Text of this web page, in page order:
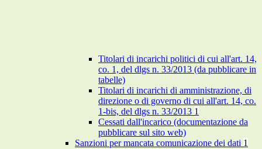
Titolari di incarichi politici di cui all'art. 14,
co. 1, del dlgs n. 33/2013 (da pubblicare in
tabelle)
Titolari di incarichi di amministrazione, di
direzione o di governo di cui all'art. 14, co.
1-bis, del dlgs n. 33/2013 1
Cessati dall'incarico (documentazione da
pubblicare sul sito web)
Sanzioni per mancata comunicazione dei dati 1